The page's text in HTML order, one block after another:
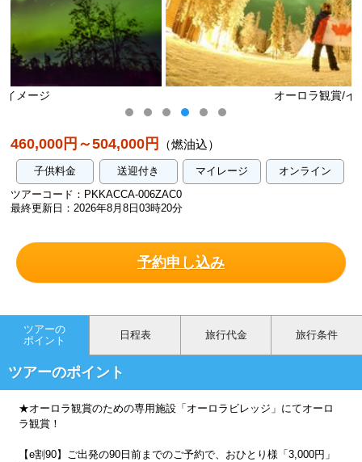
460,000円～504,000円 （燃油込）
子供料金 送迎付き マイレージ
オンライン
ツアーコード：PKKACCA-006ZAC0
最終更新日：2026年8月8日03時20分
予約申し込み
ツアーの
ポイント
日程表 旅行代金 旅行条件
ツアーのポイント
★オーロラ観賞のための専用施設「オーロラビレッジ」にてオーロ
ラ観賞！
【e割90】ご出発の90日前までのご予約で、おひとり様「3,000円」